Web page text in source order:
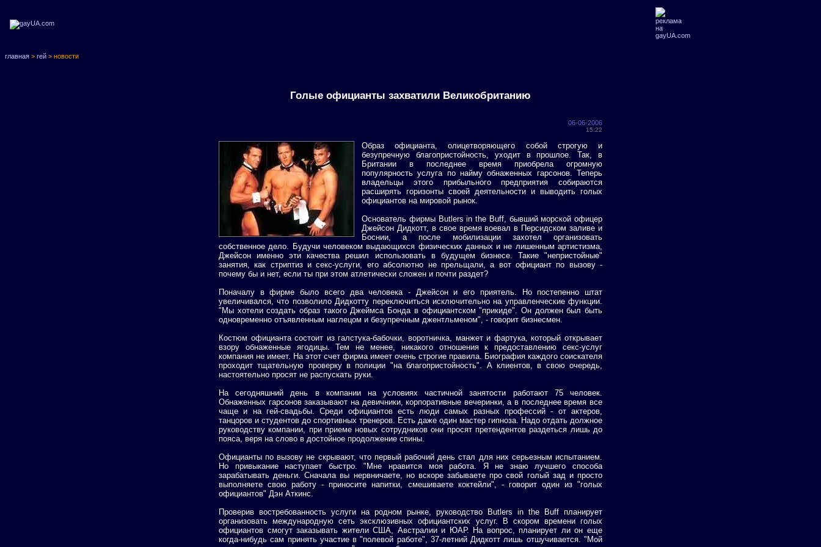
главная > гей > новости
Голые официанты захватили Великобританию
06-06-2006
15:22
Образ официанта, олицетворяющего собой строгую и
безупречную благопристойность, уходит в прошлое. Так, в
Британии в последнее время приобрела огромную
популярность услуга по найму обнаженных гарсонов. Теперь
владельцы этого прибыльного предприятия собираются
расширять горизонты своей деятельности и выводить голых
официантов на мировой рынок.
Основатель фирмы Butlers in the Buff, бывший морской офицер
Джейсон Дидкотт, в свое время воевал в Персидском заливе и
Боснии, а после мобилизации захотел организовать
собственное дело. Будучи человеком выдающихся физических данных и не лишенным артистизма,
Джейсон именно эти качества решил использовать в будущем бизнесе. Такие "непристойные"
занятия, как стриптиз и секс-услуги, его абсолютно не прельщали, а вот официант по вызову -
почему бы и нет, если ты при этом атлетически сложен и почти раздет?
Поначалу в фирме было всего два человека - Джейсон и его приятель. Но постепенно штат
увеличивался, что позволило Дидкотту переключиться исключительно на управленческие функции.
"Мы хотели создать образ такого Джеймса Бонда в официантском "прикиде". Он должен был быть
одновременно отъявленным наглецом и безупречным джентльменом", - говорит бизнесмен.
Костюм официанта состоит из галстука-бабочки, воротничка, манжет и фартука, который открывает
взору обнаженные ягодицы. Тем не менее, никакого отношения к предоставлению секс-услуг
компания не имеет. На этот счет фирма имеет очень строгие правила. Биография каждого соискателя
проходит тщательную проверку в полиции "на благопристойность". А клиентов, в свою очередь,
настоятельно просят не распускать руки.
На сегодняшний день в компании на условиях частичной занятости работают 75 человек.
Обнаженных гарсонов заказывают на девичники, корпоративные вечеринки, а в последнее время все
чаще и на гей-свадьбы. Среди официантов есть люди самых разных профессий - от актеров,
танцоров и студентов до спортивных тренеров. Есть даже один мастер гипноза. Надо отдать должное
руководству компании, при приеме новых сотрудников они просят претендентов раздеться лишь до
пояса, веря на слово в достойное продолжение спины.
Официанты по вызову не скрывают, что первый рабочий день стал для них серьезным испытанием.
Но привыкание наступает быстро. "Мне нравится моя работа. Я не знаю лучшего способа
зарабатывать деньги. Сначала вы нервничаете, но вскоре забываете про свой голый зад и просто
выполняете свою работу - приносите напитки, смешиваете коктейли", - говорит один из "голых
официантов" Дэн Аткинс.
Проверив востребованность услуги на родном рынке, руководство Butlers in the Buff планирует
организовать международную сеть эксклюзивных официантских услуг. В скором времени голых
официантов смогут заказывать жители США, Австралии и ЮАР. На вопрос, планирует ли он еще
когда-нибудь сам принять участие в "полевой работе", 37-летний Дидкотт лишь отшучивается. "Мой